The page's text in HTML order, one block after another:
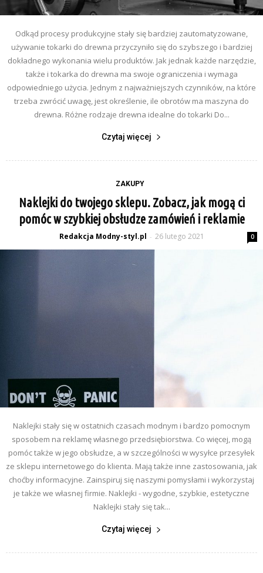
Odkąd procesy produkcyjne stały się bardziej zautomatyzowane,
używanie tokarki do drewna przyczyniło się do szybszego i bardziej
dokładnego wykonania wielu produktów. Jak jednak każde narzędzie,
także i tokarka do drewna ma swoje ograniczenia i wymaga
odpowiedniego użycia. Jednym z najważniejszych czynników, na które
trzeba zwrócić uwagę, jest określenie, ile obrotów ma maszyna do
drewna. Różne rodzaje drewna idealne do tokarki Do...
Czytaj więcej
ZAKUPY
Naklejki do twojego sklepu. Zobacz, jak mogą ci
pomóc w szybkiej obsłudze zamówień i reklamie
Redakcja Modny-styl.pl - 26 lutego 2021 0
Naklejki stały się w ostatnich czasach modnym i bardzo pomocnym
sposobem na reklamę własnego przedsiębiorstwa. Co więcej, mogą
pomóc także w jego obsłudze, a w szczególności w wysyłce przesyłek
ze sklepu internetowego do klienta. Mają także inne zastosowania, jak
choćby informacyjne. Zainspiruj się naszymi pomysłami i wykorzystaj
je także we własnej firmie. Naklejki - wygodne, szybkie, estetyczne
Naklejki stały się tak...
Czytaj więcej